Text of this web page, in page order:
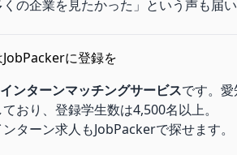
の企業を見たかった」という声も届
に登録を
ンターンマッチングサービスです。
おり、登録学生数は4,500名以上。
ターン求人もJobPackerで探せます。